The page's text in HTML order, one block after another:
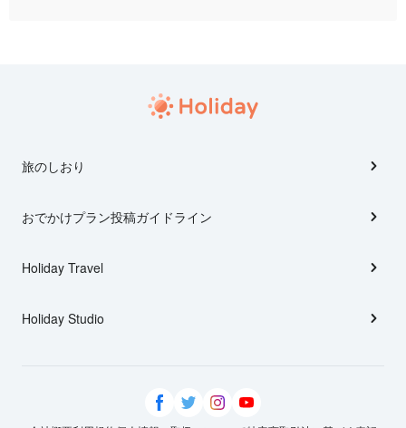
旅のしおり
おでかけプラン投稿ガイドライン
Holiday Travel
Holiday Studio